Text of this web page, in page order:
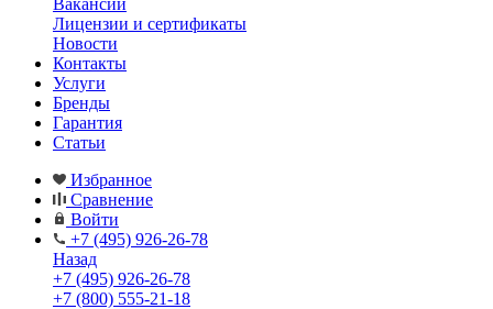
Вакансии
Лицензии и сертификаты
Новости
Контакты
Услуги
Бренды
Гарантия
Статьи
Избранное
Сравнение
Войти
+7 (495) 926-26-78
Назад
+7 (495) 926-26-78
+7 (800) 555-21-18